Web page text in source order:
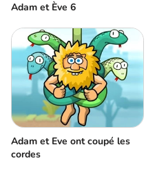
Adam et Ève 6
Adam et Eve ont coupé les
cordes